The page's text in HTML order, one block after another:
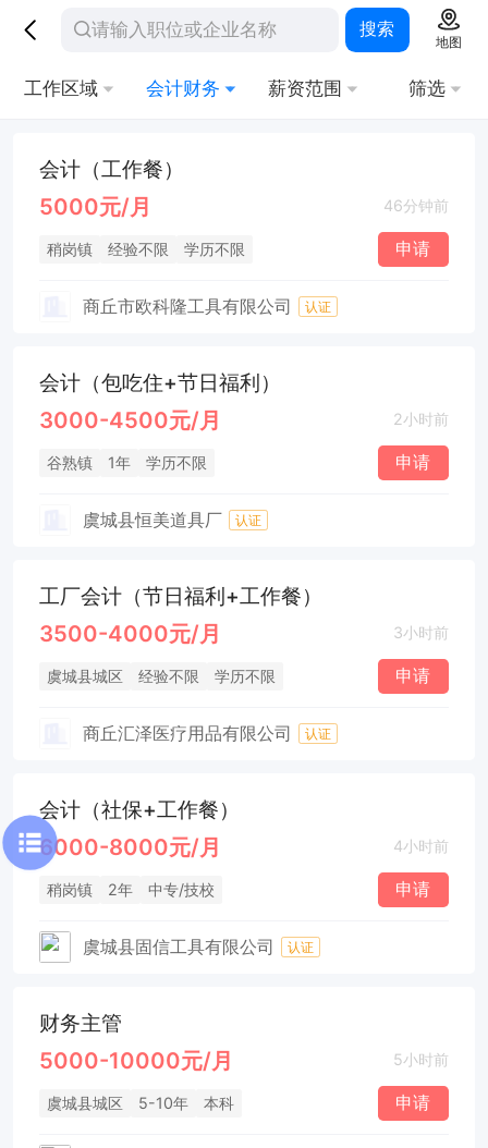
搜索
地图
工作区域 会计财务 薪资范围 筛选
会计（工作餐）
5000元/月 46分钟前
稍岗镇 经验不限 学历不限 申请
商丘市欧科隆工具有限公司 认证
会计（包吃住+节日福利）
3000-4500元/月 2小时前
谷熟镇 1年 学历不限 申请
虞城县恒美道具厂 认证
工厂会计（节日福利+工作餐）
3500-4000元/月 3小时前
虞城县城区 经验不限 学历不限 申请
商丘汇泽医疗用品有限公司 认证
会计（社保+工作餐）
6000-8000元/月 4小时前
稍岗镇 2年 中专/技校 申请
虞城县固信工具有限公司 认证
财务主管
5000-10000元/月 5小时前
虞城县城区 5-10年 本科 申请